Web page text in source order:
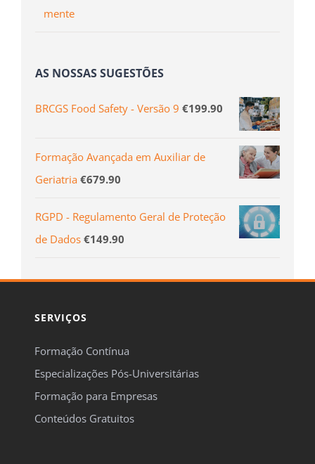
mente
AS NOSSAS SUGESTÕES
BRCGS Food Safety - Versão 9 €199.90
Formação Avançada em Auxiliar de
Geriatria €679.90
RGPD - Regulamento Geral de Proteção
de Dados €149.90
SERVIÇOS
Formação Contínua
Especializações Pós-Universitárias
Formação para Empresas
Conteúdos Gratuitos